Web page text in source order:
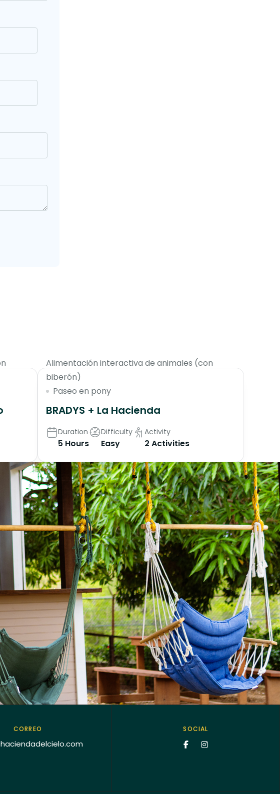
Alimentación interactiva de animales (con
biberón)
Paseo en pony
BRADYS + La Hacienda
Duration
5 Hours
Difficulty
Easy
Activity
2 Activities
CORREO SOCIAL